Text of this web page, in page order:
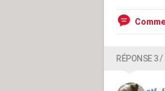
RÉPONSE 3 /